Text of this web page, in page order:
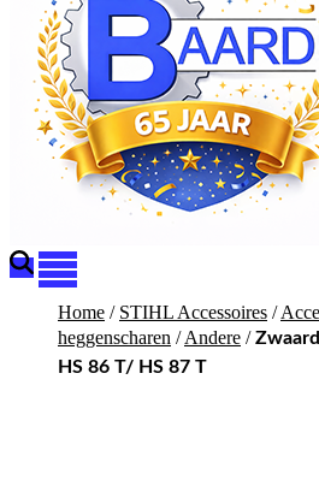
Home / STIHL Accessoires /
heggenscharen /Andere /
HS 86 T/ HS 87 T